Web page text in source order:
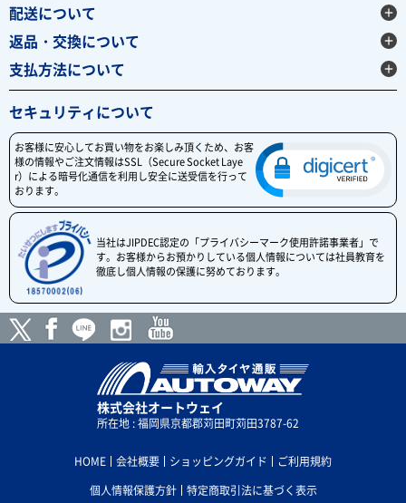
配送について
返品・交換について
支払方法について
セキュリティについて
お客様に安心してお買い物をお楽しみ頂くため、お客
様の情報やご注文情報はSSL（Secure Socket Laye
r）による暗号化通信を利用し安全に送受信を行って
おります。
当社はJIPDEC認定の「プライバシーマーク使用許諾事業者」で
す。お客様からお預かりしている個人情報については社員教育を
徹底し個人情報の保護に努めております。
株式会社オートウェイ
所在地 : 福岡県京都郡苅田町苅田3787-62
HOME 会社概要 ショッピングガイド
ご利用規約
個人情報保護方針
特定商取引法に基づく表示